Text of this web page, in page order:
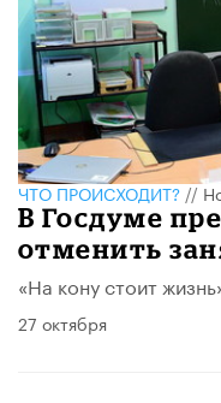
ЧТО ПРОИСХОДИТ?//
В Госдуме
отменить
«На кону стоит
27 октября